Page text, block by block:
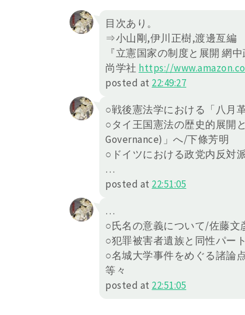
目次あり。
⇒小山剛,伊川正樹,渡邊亙編
『立憲国家の制度と展開 網
尚学社 https://
posted at 22:49:27
○戦後憲法学における「八月
○タイ王国憲法の歴史的展開
Governance)」へ/下條芳明
○ドイツにおける政党内反対
…
posted at 22:51:05
…
○氏名の意義について/佐藤
○犯罪被害者遺族と同性パー
○名城大学事件をめぐる諸論
等々
posted at 22:51:05